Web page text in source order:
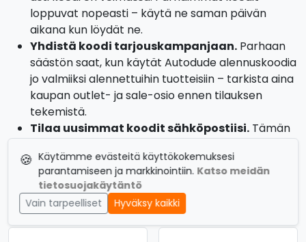
🍪 Käytämme evästeitä käyttökokemuksesi
parantamiseen ja markkinointiin. Katso meidän
tietosuojakäytäntö
Vain tarpeelliset
Hyväksy kaikki
loppuvat nopeasti – käytä ne saman päivän
aikana kun löydät ne.
Yhdistä koodi tarjouskampanjaan. Parhaan
säästön saat, kun käytät Autodude alennuskoodia
jo valmiiksi alennettuihin tuotteisiin – tarkista aina
kaupan outlet- ja sale-osio ennen tilauksen
tekemistä.
Tilaa uusimmat koodit sähköpostiisi. Tämän
saat Autodude uusimmat alennuskoodit
ensimmäisten joukossa.
Autodude alennuskoodit lukuina